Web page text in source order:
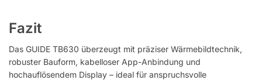
Fazit
Das GUIDE TB630 überzeugt mit präziser Wärmebildtechnik,
robuster Bauform, kabelloser App-Anbindung und
hochauflösendem Display – ideal für anspruchsvolle